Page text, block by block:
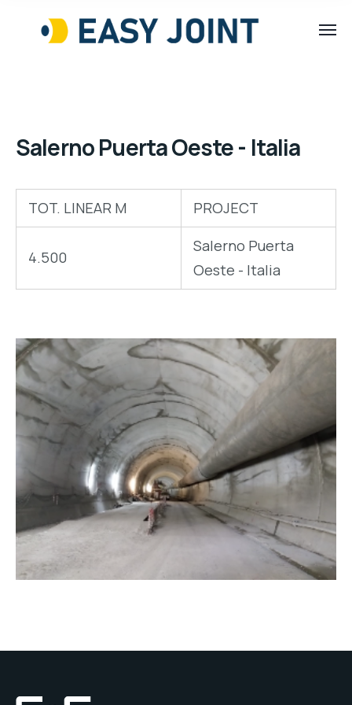
Salerno Puerta Oeste - Italia
TOT. LINEAR M PROJECT
4.500
Salerno Puerta
Oeste - Italia